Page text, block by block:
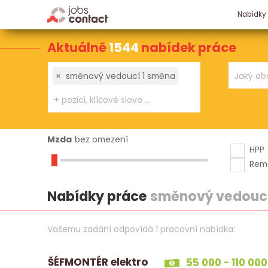
Aktuálně1544 nabídek práce
× směnový vedoucí 1 směna
Mzda bez omezení
HPP
Nabídky práce směnový
Vašemu zadání odpovídá 1 pracovní nabídka:
ŠÉFMONTÉR elektro 55 000 - 110